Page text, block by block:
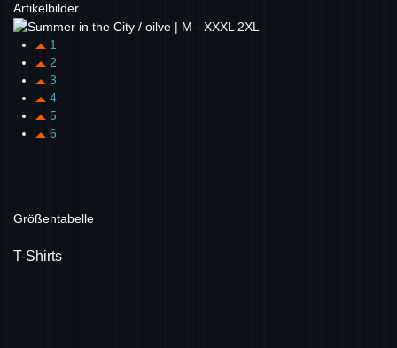
Artikelbilder
1
2
3
4
5
6
Größentabelle
T-Shirts